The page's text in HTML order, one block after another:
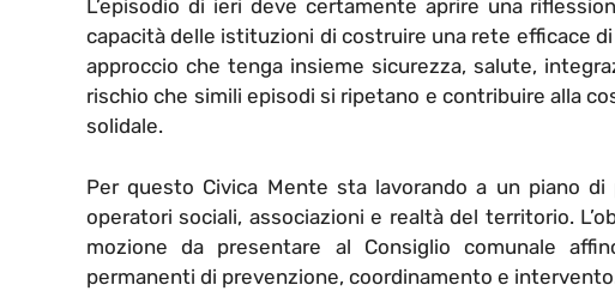
L’episodio di ieri deve certamente aprire una
capacità delle istituzioni di costruire una rete efficace
approccio che tenga insieme sicurezza, salute,
rischio che simili episodi si ripetano e contribuire alla
solidale.
Per questo Civica Mente sta lavorando a un piano
operatori sociali, associazioni e realtà del territorio.
mozione da presentare al Consiglio comunale
permanenti di prevenzione, coordinamento e